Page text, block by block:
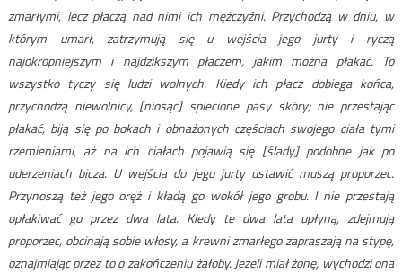
zmarłymi, lecz płaczą nad nimi ich mężczyźni. Przychodzą w dniu, w
którym umarł, zatrzymują się u wejścia jego jurty i ryczą
najokropniejszym i najdzikszym płaczem, jakim można płakać. To
wszystko tyczy się ludzi wolnych. Kiedy ich płacz dobiega końca,
przychodzą niewolnicy, [niosąc] splecione pasy skóry; nie przestając
płakać, biją się po bokach i obnażonych częściach swojego ciała tymi
rzemieniami, aż na ich ciałach pojawią się [ślady] podobne jak po
uderzeniach bicza. U wejścia do jego jurty ustawić muszą proporzec.
Przynoszą też jego oręż i kładą go wokół jego grobu. I nie przestają
opłakiwać go przez dwa lata. Kiedy te dwa lata upłyną, zdejmują
proporzec, obcinają sobie włosy, a krewni zmarłego zapraszają na stypę,
oznajmiając przez to o zakończeniu żałoby. Jeżeli miał żonę, wychodzi ona